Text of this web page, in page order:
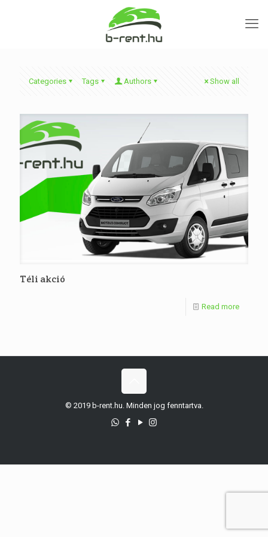
Categories Tags Authors Show all
Téli akció
Read more
© 2019 b-rent.hu. Minden jog fenntartva.